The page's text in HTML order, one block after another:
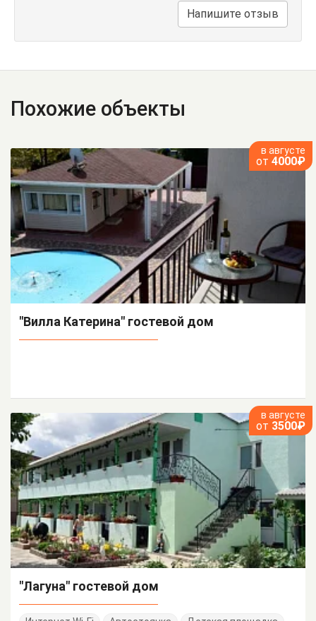
Напишите отзыв
Похожие объекты
в августе
от 4000₽
"Вилла Катерина" гостевой дом
в августе
от 3500₽
"Лагуна" гостевой дом